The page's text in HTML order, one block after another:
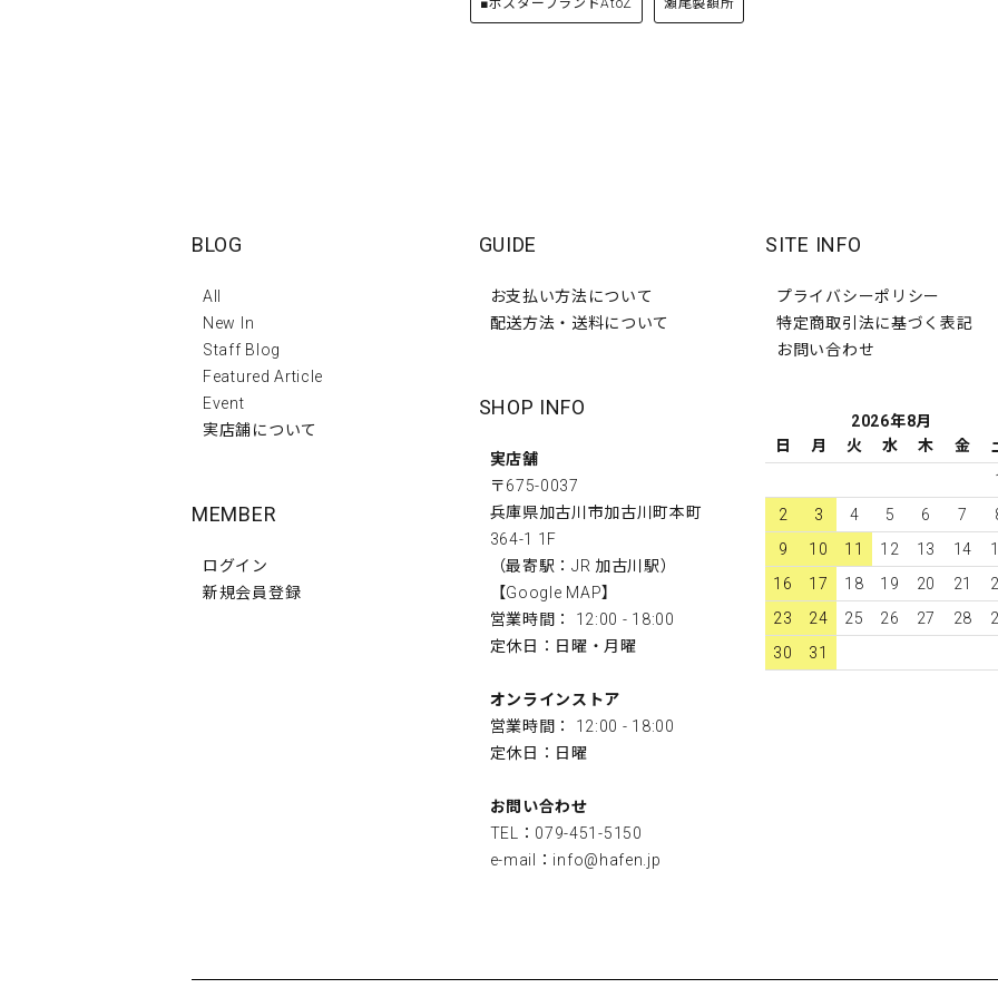
■ポスターブランドAtoZ 瀬尾製額所
BLOG
All
New In
Staff Blog
Featured Article
Event
実店舗について
MEMBER
ログイン
新規会員登録
GUIDE
お支払い方法について
配送方法・送料について
SHOP INFO
実店舗
〒675-0037
兵庫県加古川市加古川町本町
364-1 1F
（最寄駅：JR 加古川駅）
【Google MAP】
営業時間： 12:00 - 18:00
定休日：日曜・月曜
オンラインストア
営業時間： 12:00 - 18:00
定休日：日曜
お問い合わせ
TEL：079-451-5150
e-mail： info@hafen.jp
SITE INFO
プライバシーポリシー
特定商取引法に基づく表記
お問い合わせ
2026年8月
日
月 火 水 木 金
2
3 4 5 6 7
9
10 11 12 13 14
16
17 18 19 20 21
23
24 25 26 27 28
30
31